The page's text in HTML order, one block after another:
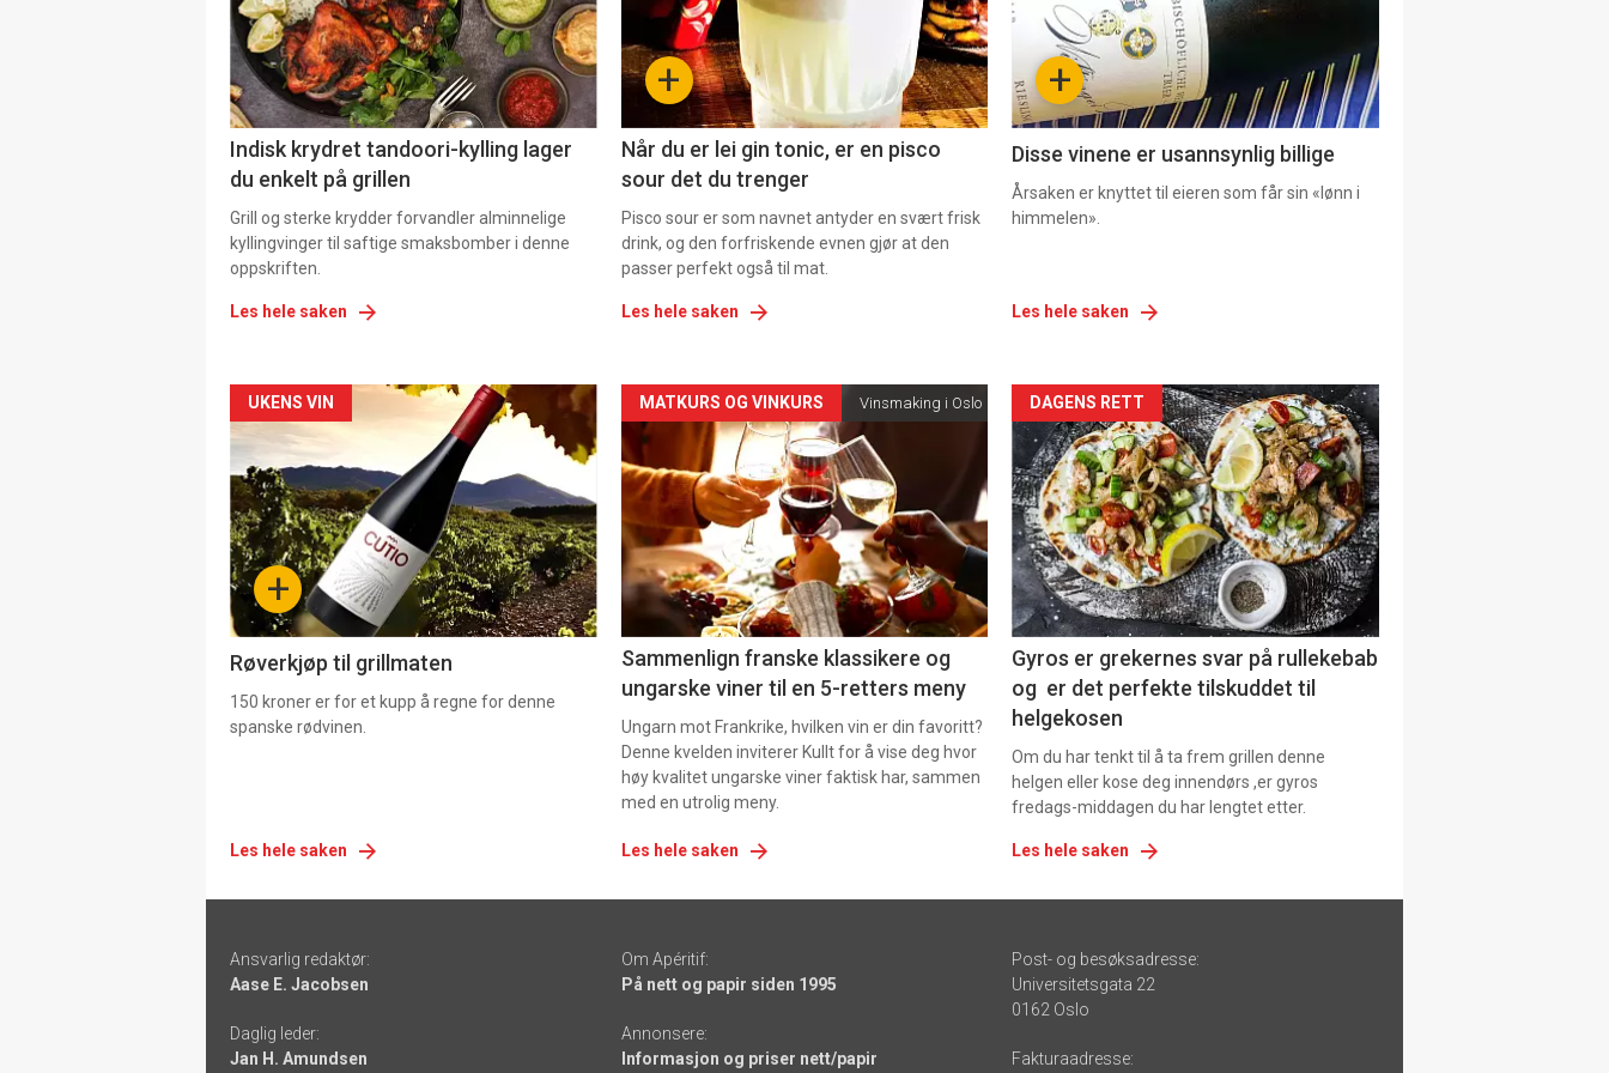
Indisk krydret tandoori-kylling lager
du enkelt på grillen
Grill og sterke krydder forvandler alminnelige
kyllingvinger til saftige smaksbomber i denne
oppskriften.
Les hele saken
-
+
Når du er lei gin tonic, er en pisco
sour det du trenger
Pisco sour er som navnet antyder en svært frisk
drink, og den forfriskende evnen gjør at den
passer perfekt også til mat.
Les hele saken
3 +
Disse vinene er usannsynlig billige
Årsaken er knyttet til eieren som får sin «lønn i
himmelen».
Les hele saken
Forsiden
akkurat
nå
-
4 +
UKENS VIN
Røverkjøp til grillmaten
150 kroner er for et kupp å regne for denne
spanske rødvinen.
Les hele saken
Forsiden
akkurat
nå
-
5
MATKURS OG VINKURS Vinsmaking i Oslo
Sammenlign franske klassikere og
ungarske viner til en 5-retters meny
Ungarn mot Frankrike, hvilken vin er din favoritt?
Denne kvelden inviterer Kullt for å vise deg hvor
høy kvalitet ungarske viner faktisk har, sammen
med en utrolig meny.
Les hele saken
Forsiden
akkurat
nå
-
6
DAGENS RETT
Gyros er grekernes svar på rullekebab
og er det perfekte tilskuddet til
helgekosen
Om du har tenkt til å ta frem grillen denne
helgen eller kose deg innendørs ,er gyros
fredags-middagen du har lengtet etter.
Les hele saken
-
links
Ansvarlig redaktør:
Aase E. Jacobsen
Daglig leder:
Jan H. Amundsen
Om Apéritif:
På nett og papir siden 1995
Annonsere:
Informasjon og priser nett/papir
Post- og besøksadresse:
Universitetsgata 22
0162 Oslo
Fakturaadresse: